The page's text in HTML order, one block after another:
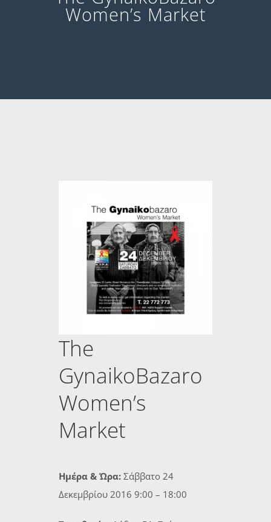
Women’s Market
The
GynaikoBazaro
Women’s
Market
Ημέρα & Ώρα: Σάββατο 24
Δεκεμβρίου 2016 9:00 – 18:00